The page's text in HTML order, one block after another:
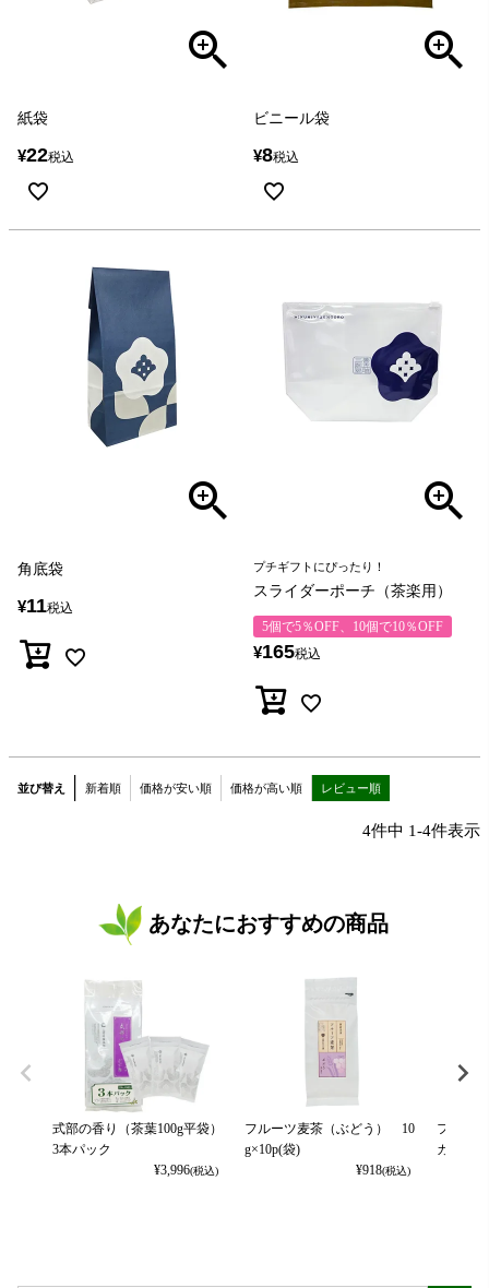
紙袋
¥22税込
ビニール袋
¥8税込
角底袋
¥11税込
プチギフトにぴったり！
スライダーポーチ（茶楽用）
5個で5％OFF、10個で10％OFF
¥165税込
並び替え 新着順 価格が安い順 価格が高い順 レビュー順
4件中 1-4件表示
あなたにおすすめの商品
式部の香り（茶葉100g平袋）
3本パック
¥3,996(税込)
フルーツ麦茶（ぶどう） 10
g×10p(袋)
¥918(税込)
フルー
カット